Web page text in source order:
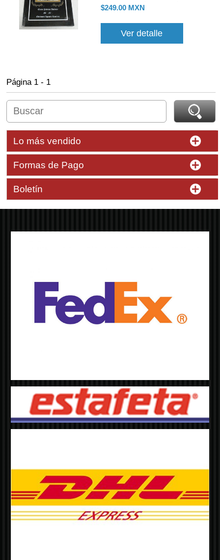
$249.00 MXN
Ver detalle
Página 1 - 1
Lo más vendido
Formas de Pago
Boletín